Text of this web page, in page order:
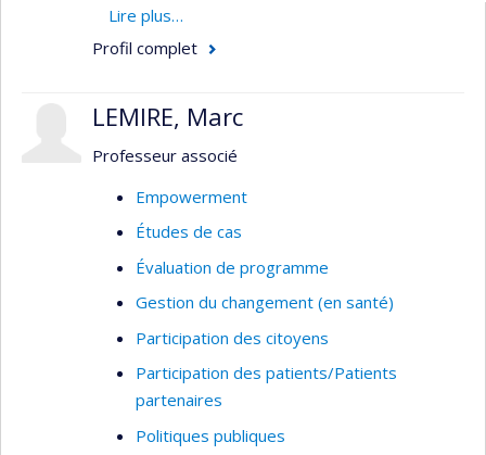
Délibération publique.
Lire plus…
Profil complet
LEMIRE, Marc
Professeur associé
Empowerment
Études de cas
Évaluation de programme
Gestion du changement (en santé)
Participation des citoyens
Participation des patients/Patients
partenaires
Politiques publiques